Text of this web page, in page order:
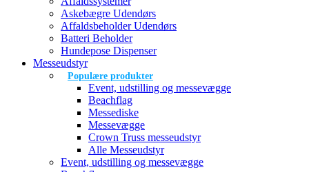
Askebægre Udendørs
Affaldsbeholder Udendørs
Batteri Beholder
Hundepose Dispenser
Messeudstyr
Populære produkter
Event, udstilling og messevægge
Beachflag
Messediske
Messevægge
Crown Truss messeudstyr
Alle Messeudstyr
Event, udstilling og messevægge